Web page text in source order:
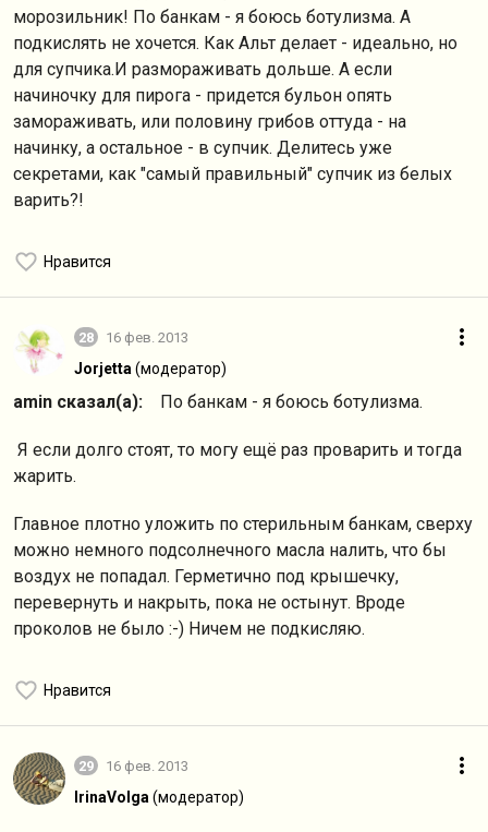
морозильник! По банкам - я боюсь ботулизма. А
подкислять не хочется. Как Альт делает - идеально, но
для супчика.И размораживать дольше. А если
начиночку для пирога - придется бульон опять
замораживать, или половину грибов оттуда - на
начинку, а остальное - в супчик. Делитесь уже
секретами, как "самый правильный" супчик из белых
варить?!
Нравится
28 16 фев. 2013
Jorjetta (модератор)
amin сказал(а): По банкам - я боюсь ботулизма.
Я если долго стоят, то могу ещё раз проварить и тогда
жарить.
Главное плотно уложить по стерильным банкам, сверху
можно немного подсолнечного масла налить, что бы
воздух не попадал. Герметично под крышечку,
перевернуть и накрыть, пока не остынут. Вроде
проколов не было :-) Ничем не подкисляю.
Нравится
29 16 фев. 2013
IrinaVolga (модератор)